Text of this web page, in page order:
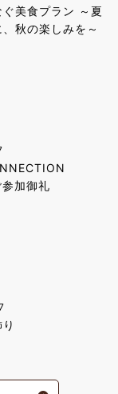
美食プラン ～夏
秋の楽しみを～
加御礼